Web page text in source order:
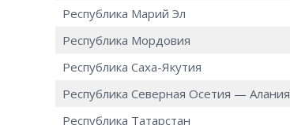
Республика Марий Эл
Республика Мордовия
Республика Саха-Якутия
Республика Северная Осетия — Алания
Республика Татарстан